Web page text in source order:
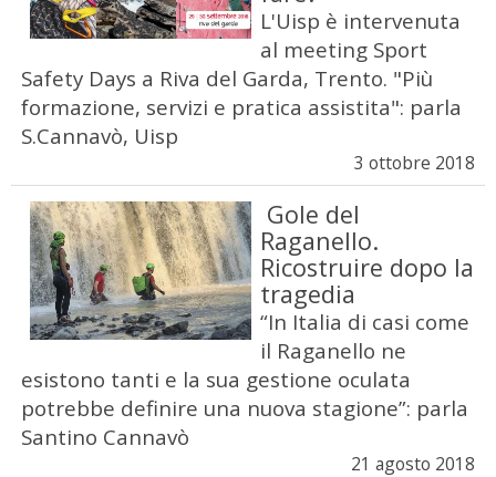
L'Uisp è intervenuta
al meeting Sport
Safety Days a Riva del Garda, Trento. "Più
formazione, servizi e pratica assistita": parla
S.Cannavò, Uisp
3 ottobre 2018
Gole del
Raganello.
Ricostruire dopo la
tragedia
“In Italia di casi come
il Raganello ne
esistono tanti e la sua gestione oculata
potrebbe definire una nuova stagione”: parla
Santino Cannavò
21 agosto 2018